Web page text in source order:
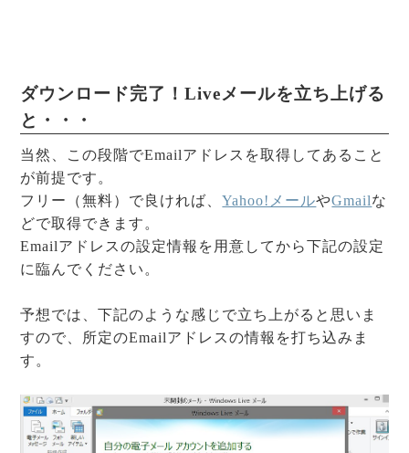
ダウンロード完了！Liveメールを立ち上げる
と・・・
当然、この段階でEmailアドレスを取得してあること
が前提です。
フリー（無料）で良ければ、Yahoo!メールやGmailな
どで取得できます。
Emailアドレスの設定情報を用意してから下記の設定
に臨んでください。
予想では、下記のような感じで立ち上がると思いま
すので、所定のEmailアドレスの情報を打ち込みま
す。